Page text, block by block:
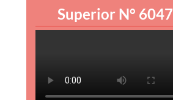
Superior N° 6047